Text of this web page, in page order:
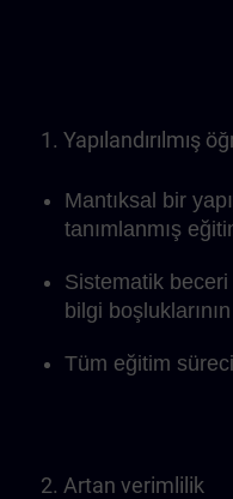
1. Yapılandırılmış
Mantıksal bir
tanımlanmış
Sistematik
bilgi
Tüm eğitim
2. Artan verimlilik